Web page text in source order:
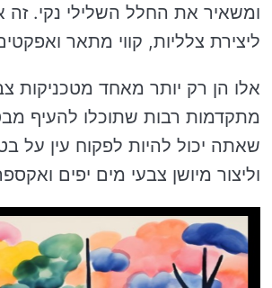
ומשאיר את החלל השלילי נקי. זה
ליצירת צלליות, קווי מתאר
אלו הן רק יותר מאחד מטכניקות
מתקדמות רבות שתוכלו להעיף
שאתה יכול להיות לפקוח עין על
וליצור מיושן צבעי מים יפים